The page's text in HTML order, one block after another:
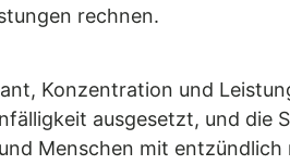
rechnen.
Konzentration und
ausgesetzt, und die
Menschen mit